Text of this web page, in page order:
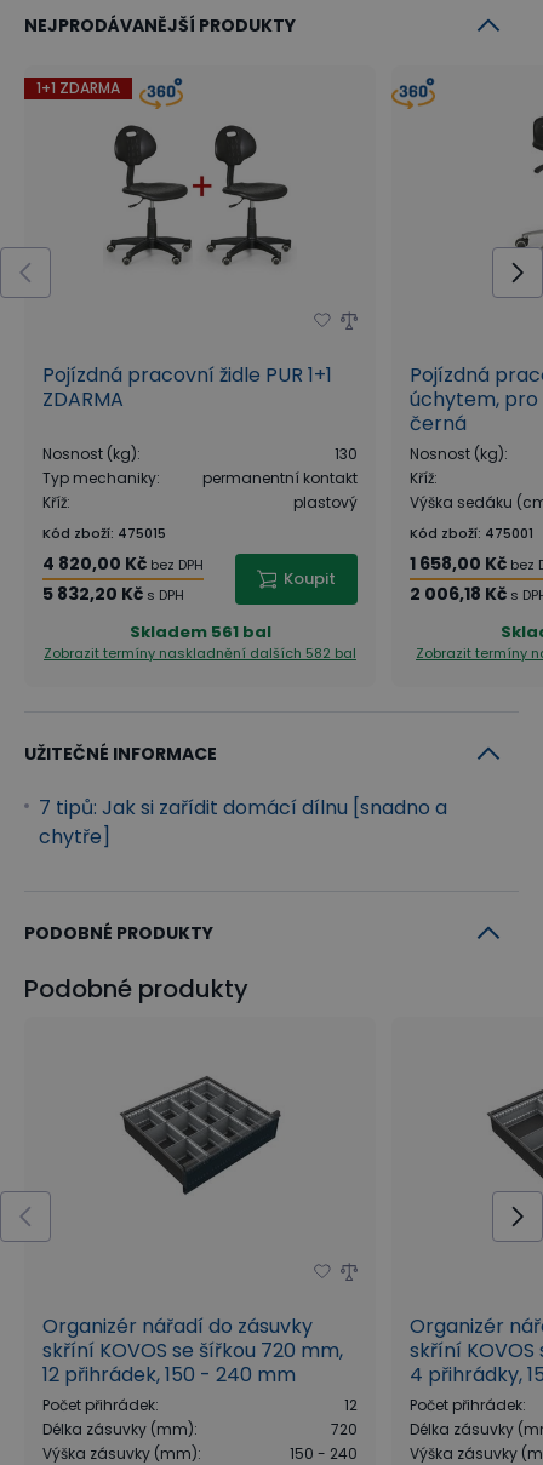
NEJPRODÁVANĚJŠÍ PRODUKTY
1+1 ZDARMA
Pojízdná pracovní židle PUR 1+1
ZDARMA
Nosnost (kg):
130
Typ mechaniky:
permanentní kontakt
Kříž: plastový
Kód zboží: 475015
4 820,00 Kč bez DPH
5 832,20 Kč s DPH
Koupit
Skladem 561 bal
Zobrazit termíny naskladnění dalších 582 bal
Pojízdná
úchytem,
černá
Nosnost (kg):
Kříž:
Výška sedáku
Kód zboží: 475001
1 658,00 Kč bez
2 006,18 Kč s
Zobrazit termíny
UŽITEČNÉ INFORMACE
7 tipů: Jak si zařídit domácí dílnu [snadno a
chytře]
PODOBNÉ PRODUKTY
Podobné produkty
Organizér nářadí do zásuvky
skříní KOVOS se šířkou 720 mm,
12 přihrádek, 150 - 240 mm
Počet přihrádek:
12
Délka zásuvky (mm):
720
Výška zásuvky (mm): 150 - 240
Organizér
skříní
4 přihrádky,
Počet přihrádek:
Délka zásuvky
Výška zásuvky